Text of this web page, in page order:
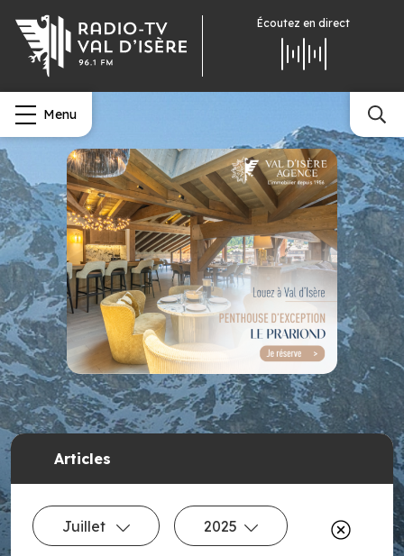
Écoutez en direct
Menu
Articles
Juillet 2025